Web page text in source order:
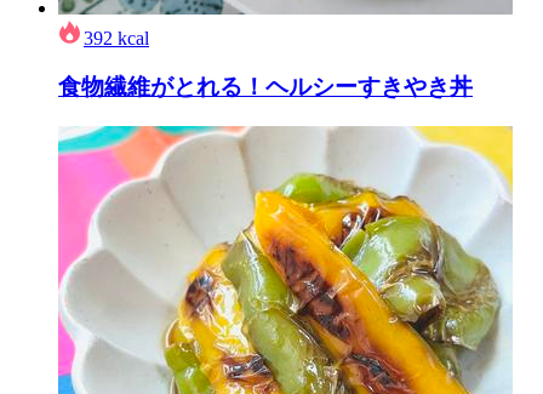
392 kcal
食物繊維がとれる！ヘルシーすきやき丼